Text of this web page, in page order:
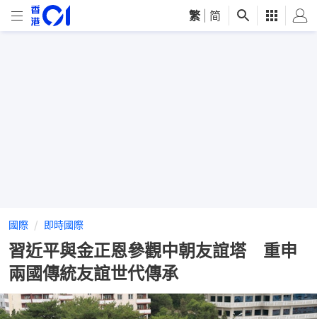
繁 简
國際 即時國際
習近平與金正恩參觀中朝友誼塔 重申
兩國傳統友誼世代傳承